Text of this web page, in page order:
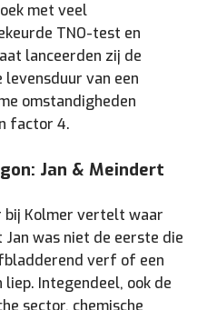
met veel
TNO-test en
lanceerden zij de
levensduur van een
omstandigheden
factor 4.
Jan & Meindert
bij Kolmer vertelt waar
Jan was niet de eerste die
verf of een
Integendeel, ook de
sector, chemische